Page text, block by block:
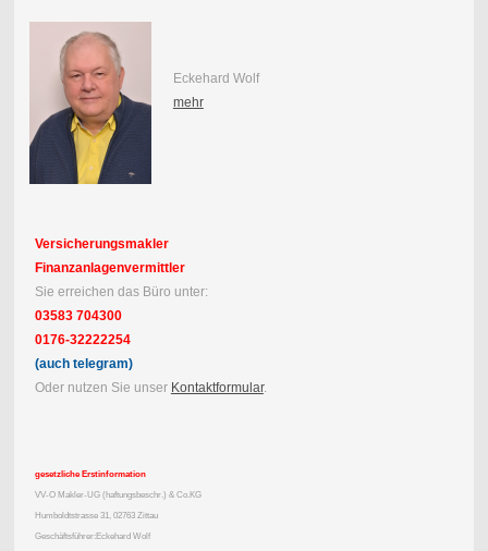
Eckehard Wolf
mehr
Versicherungsmakler
Finanzanlagenvermittler
Sie erreichen das Büro unter:
03583 704300
0176-32222254
(auch telegram)
Oder nutzen Sie unser Kontaktformular.
gesetzliche Erstinformation
VV-O Makler-UG (haftungsbeschr.) & Co.KG
Humboldtstrasse 31, 02763 Zittau
Geschäftsführer:Eckehard Wolf